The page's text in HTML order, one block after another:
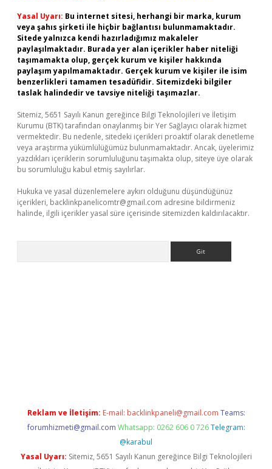
Yasal Uyarı: Bu internet sitesi, herhangi bir marka, kurum
veya şahıs şirketi ile hiçbir bağlantısı bulunmamaktadır.
Sitede yalnızca kendi hazırladığımız makaleler
paylaşılmaktadır. Burada yer alan içerikler haber niteliği
taşımamakta olup, gerçek kurum ve kişiler hakkında
paylaşım yapılmamaktadır. Gerçek kurum ve kişiler ile isim
benzerlikleri tamamen tesadüfidir. Sitemizdeki bilgiler
taslak halindedir ve tavsiye niteliği taşımazlar.
Sitemiz, 5651 Sayılı Kanun gereğince Bilgi Teknolojileri ve İletişim
Kurumu (BTK) tarafından onaylanmış bir Yer Sağlayıcı olarak hizmet
vermektedir. Bu nedenle, sitedeki içerikleri proaktif olarak denetleme
veya araştırma yükümlülüğümüz bulunmamaktadır. Ancak, üyelerimiz
yazdıkları içeriklerin sorumluluğunu taşımakta olup, siteye üye olarak
bu sorumluluğu kabul etmiş sayılırlar.
Hukuka ve yasal düzenlemelere aykırı olduğunu düşündüğünüz
içerikleri, backlinkpanelicomtr@gmail.com adresine bildirmeniz
halinde, ilgili içerikler yasal süre içerisinde sitemizden kaldırılacaktır.
Reklam ve İletişim: E-mail: backlinkpaneli@gmail.com Teams:
forumhizmeti@gmail.com Whatsapp: 0262 606 0 726 Telegram:
@karabul
Yasal Uyarı: Sitemiz, 5651 Sayılı Kanun gereğince Bilgi Teknolojileri